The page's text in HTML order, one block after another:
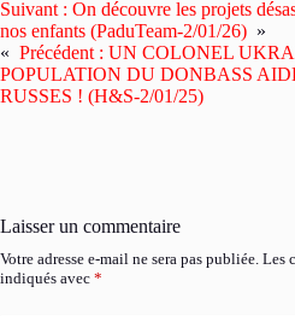
Suivant : On découvre les projets
nos enfants (PaduTeam-2/01/26) »
« Précédent : UN COLONEL
POPULATION DU DONBASS
RUSSES ! (H&S-2/01/25)
Laisser un commentaire
Votre adresse e-mail ne sera pas publiée. Les
indiqués avec *